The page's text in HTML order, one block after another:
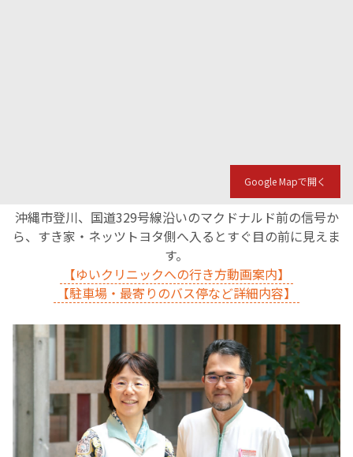
Google Mapで開く
沖縄市登川、国道329号線沿いのマクドナルド前の信号か
ら、すき家・ネッツトヨタ側へ入るとすぐ目の前に見えま
す。
【ゆいクリニックへの行き方動画案内】
【駐車場・最寄りのバス停など詳細内容】